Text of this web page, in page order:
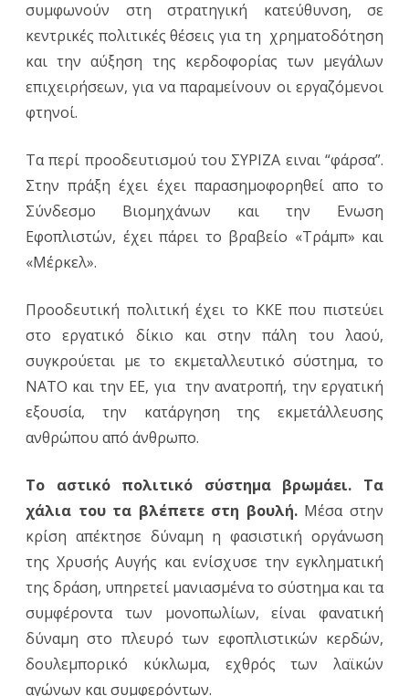
συμφωνούν στη στρατηγική κατεύθυνση, σε
κεντρικές πολιτικές θέσεις για τη χρηματοδότηση
και την αύξηση της κερδοφορίας των μεγάλων
επιχειρήσεων, για να παραμείνουν οι εργαζόμενοι
φτηνοί.
Τα περί προοδευτισμού του ΣΥΡΙΖΑ ειναι “φάρσα”.
Στην πράξη έχει έχει παρασημοφορηθεί απο το
Σύνδεσμο Βιομηχάνων και την Ενωση
Εφοπλιστών, έχει πάρει το βραβείο «Τράμπ» και
«Μέρκελ».
Προοδευτική πολιτική έχει το ΚΚΕ που πιστεύει
στο εργατικό δίκιο και στην πάλη του λαού,
συγκρούεται με το εκμεταλλευτικό σύστημα, το
ΝΑΤΟ και την ΕΕ, για την ανατροπή, την εργατική
εξουσία, την κατάργηση της εκμετάλλευσης
ανθρώπου από άνθρωπο.
Το αστικό πολιτικό σύστημα βρωμάει. Τα
χάλια του τα βλέπετε στη βουλή.Μέσα στην
κρίση απέκτησε δύναμη η φασιστική οργάνωση
της Χρυσής Αυγής και ενίσχυσε την εγκληματική
της δράση, υπηρετεί μανιασμένα το σύστημα και τα
συμφέροντα των μονοπωλίων, είναι φανατική
δύναμη στο πλευρό των εφοπλιστικών κερδών,
δουλεμπορικό κύκλωμα, εχθρός των λαϊκών
αγώνων και συμφερόντων.